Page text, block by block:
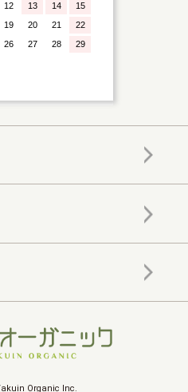
12 13 14
15
19 20 21
22
26 27 28
29
Organic Inc.